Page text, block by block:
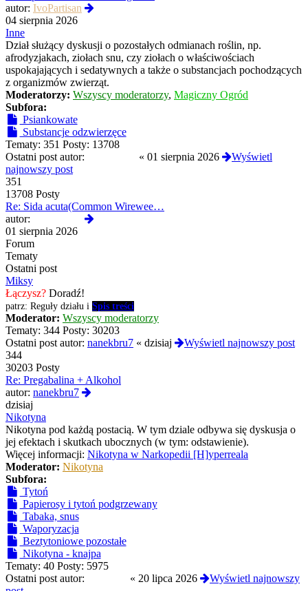
autor: IvoPartisan
04 sierpnia 2026
Inne
Dział służący dyskusji o pozostałych odmianach roślin, np.
afrodyzjakach, ziołach snu, czy ziołach o właściwościach
uspokajających i sedatywnych a także o substancjach pochodzących
z organizmów zwierząt.
Moderatorzy: Wszyscy moderatorzy, Magiczny Ogród
Subfora:
Psiankowate
Substancje odzwierzęce
Tematy: 351 Posty: 13708
Ostatni post autor:
« 01 sierpnia 2026
Wyświetl
najnowszy post
351
13708 Posty
Re: Sida acuta(Common Wirewee…
autor:
01 sierpnia 2026
Forum
Tematy
Ostatni post
Miksy
Łączysz? Doradź!
patrz: Reguły działu i Spis treści
Moderator: Wszyscy moderatorzy
Tematy: 344 Posty: 30203
Ostatni post autor: nanekbru7 « dzisiaj
Wyświetl najnowszy post
344
30203 Posty
Re: Pregabalina + Alkohol
autor: nanekbru7
dzisiaj
Nikotyna
Nikotyna pod każdą postacią. W tym dziale odbywa się dyskusja o
jej efektach i skutkach ubocznych (w tym: odstawienie).
Więcej informacji: Nikotyna w Narkopedii [H]yperreala
Moderator: Nikotyna
Subfora:
Tytoń
Papierosy i tytoń podgrzewany
Tabaka, snus
Waporyzacja
Beztytoniowe pozostałe
Nikotyna - knajpa
Tematy: 40 Posty: 5975
Ostatni post autor:
« 20 lipca 2026
Wyświetl najnowszy